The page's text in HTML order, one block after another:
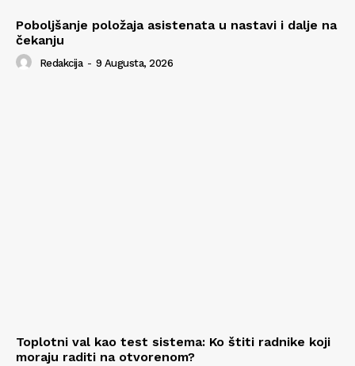
Poboljšanje položaja asistenata u nastavi i dalje na
čekanju
Redakcija - 9 Augusta, 2026
Toplotni val kao test sistema: Ko štiti radnike koji
moraju raditi na otvorenom?